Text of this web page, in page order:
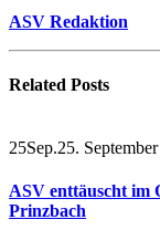
ASV Redaktion
Related Posts
25Sep.25.
ASV enttäuscht im
Prinzbach